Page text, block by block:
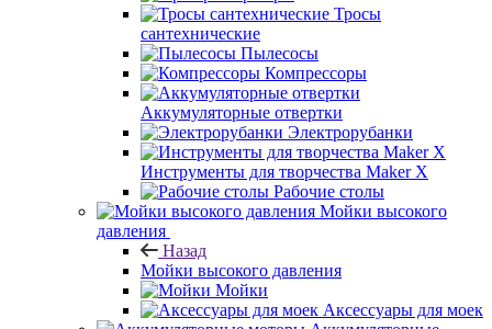
Тросы
сантехнические
Пылесосы
Компрессоры
Аккумуляторные отвертки
Электрорубанки
Инструменты для творчества Maker X
Рабочие столы
Мойки высокого
давления
Назад
Мойки высокого давления
Мойки
Аксессуары для моек